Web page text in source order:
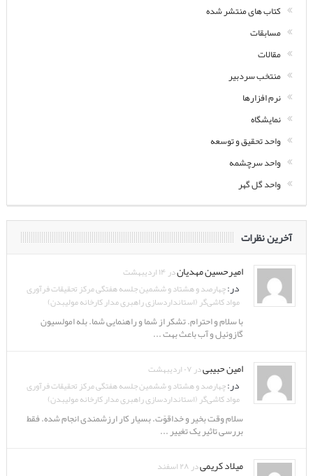
کتاب های منتشر شده
مسابقات
مقالات
منتخب سردبیر
نرم افزارها
نمایشگاه
واحد تحقیق و توسعه
واحد سرچشمه
واحد گل گهر
آخرین نظرات
امیرحسین مهدیاندر ۱۴ اردیبهشت
در:چهارصد و هشتاد و ششمین جلسه هفتگی مرکز تحقیقات فرآوری
مواد کاشی‌گر (استانداردسازی راهبری مدار کارخانه مولیبدن)
با سلام و احترام. تشکر از شما و راهنمایی شما. بله امولسیون
گازوئیل و آب باعث بهت ...
امین حبیبیدر ۰۷ اردیبهشت
در:چهارصد و هشتاد و ششمین جلسه هفتگی مرکز تحقیقات فرآوری
مواد کاشی‌گر (استانداردسازی راهبری مدار کارخانه مولیبدن)
سلام وقت بخیر و خداقوّت. بسیار کار ارزشمندی انجام شده. فقط
بررسی تاثیر یک تغییر ...
میلاد کریمیدر ۲۸ اسفند